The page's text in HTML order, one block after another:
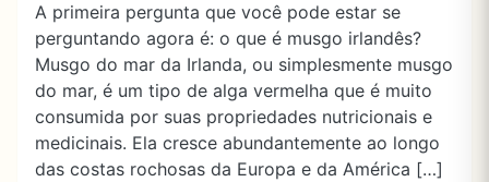
A primeira pergunta que você pode estar se
perguntando agora é: o que é musgo irlandês?
Musgo do mar da Irlanda, ou simplesmente musgo
do mar, é um tipo de alga vermelha que é muito
consumida por suas propriedades nutricionais e
medicinais. Ela cresce abundantemente ao longo
das costas rochosas da Europa e da América […]